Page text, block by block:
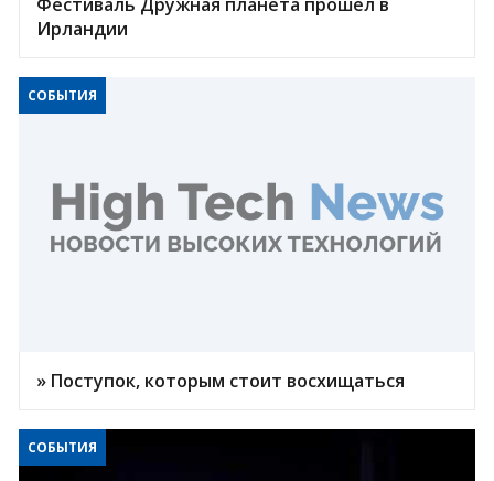
Фестиваль Дружная планета прошел в
Ирландии
СОБЫТИЯ
» Поступок, которым стоит восхищаться
СОБЫТИЯ